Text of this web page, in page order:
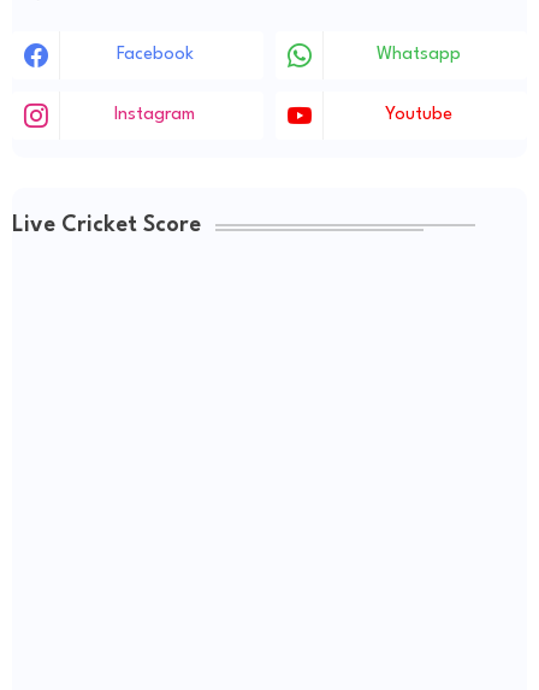
Facebook Whatsapp
Instagram Youtube
Live Cricket Score